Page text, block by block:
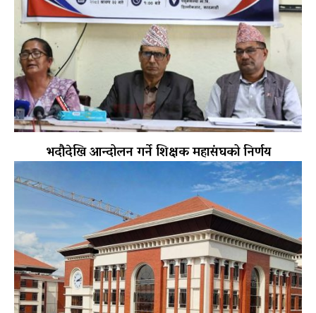
भदौदेखि आन्दोलन गर्ने शिक्षक महासंघको निर्णय